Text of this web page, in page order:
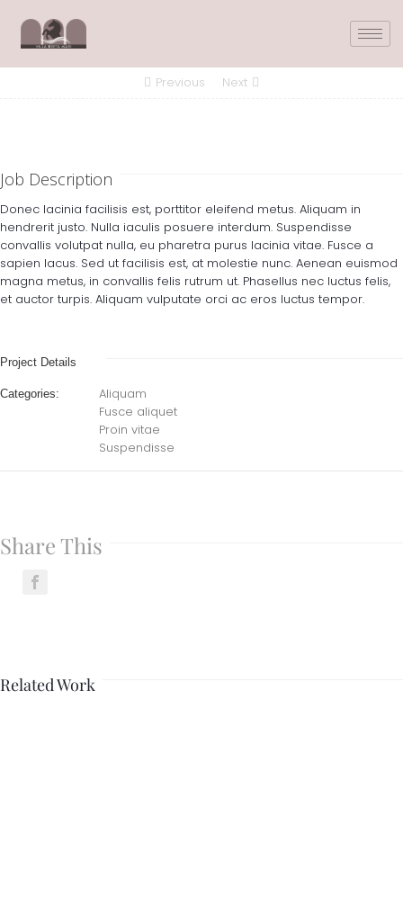
Previous Next
Job Description
Donec lacinia facilisis est, porttitor eleifend metus. Aliquam in
hendrerit justo. Nulla iaculis posuere interdum. Suspendisse
convallis volutpat nulla, eu pharetra purus lacinia vitae. Fusce a
sapien lacus. Sed ut facilisis est, at molestie nunc. Aenean euismod
magna metus, in convallis felis rutrum ut. Phasellus nec luctus felis,
et auctor turpis. Aliquam vulputate orci ac eros luctus tempor.
Project Details
Categories:
Aliquam
Fusce aliquet
Proin vitae
Suspendisse
Share This
Related Work